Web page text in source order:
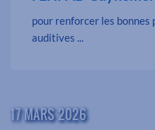
pour renforcer les bonnes
auditives ...
17 MARS 2026